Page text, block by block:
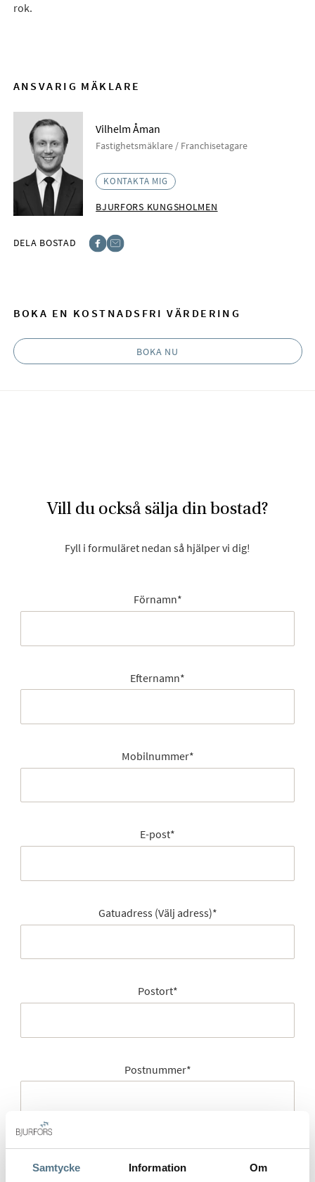
Samtycke Information Om
rok.
ANSVARIG MÄKLARE
Vilhelm Åman
Fastighetsmäklare / Franchisetagare
KONTAKTA MIG
BJURFORS KUNGSHOLMEN
DELA BOSTAD
BOKA EN KOSTNADSFRI VÄRDERING
BOKA NU
Vill du också sälja din bostad?
Fyll i formuläret nedan så hjälper vi dig!
Förnamn*
Efternamn*
Mobilnummer*
E-post*
Gatuadress (Välj adress)*
Postort*
Postnummer*